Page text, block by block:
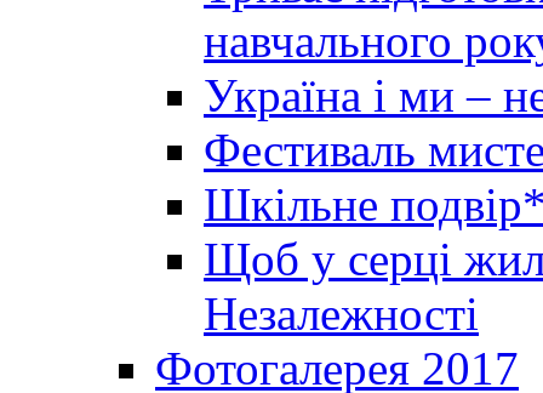
навчального
Україна і ми –
Фестиваль
Шкільне
Щоб у серці
Незалежності
Фотогалерея 2017